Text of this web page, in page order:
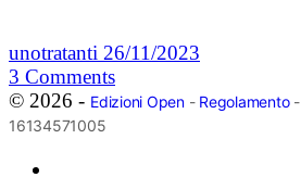
unotratanti 26/11/2023
3 Comments
© 2026 - Edizioni Open- Regolamento-
16134571005